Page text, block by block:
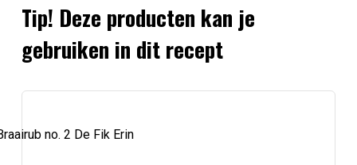
Tip! Deze producten kan je
gebruiken in dit recept